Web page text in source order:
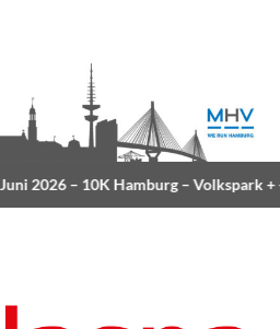
2026 –10K Hamburg– Volkspark+